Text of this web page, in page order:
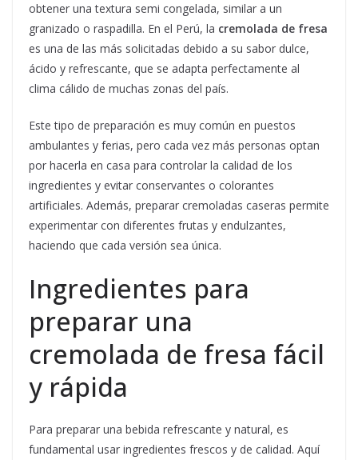
obtener una textura semi congelada, similar a un
granizado o raspadilla. En el Perú, la cremolada de fresa
es una de las más solicitadas debido a su sabor dulce,
ácido y refrescante, que se adapta perfectamente al
clima cálido de muchas zonas del país.
Este tipo de preparación es muy común en puestos
ambulantes y ferias, pero cada vez más personas optan
por hacerla en casa para controlar la calidad de los
ingredientes y evitar conservantes o colorantes
artificiales. Además, preparar cremoladas caseras permite
experimentar con diferentes frutas y endulzantes,
haciendo que cada versión sea única.
Ingredientes para
preparar una
cremolada de fresa fácil
y rápida
Para preparar una bebida refrescante y natural, es
fundamental usar ingredientes frescos y de calidad. Aquí